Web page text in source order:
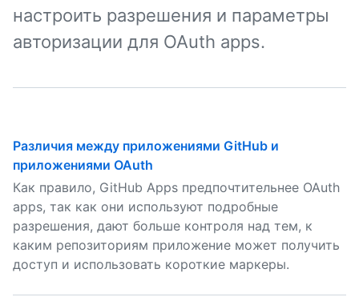
настроить разрешения и параметры
авторизации для OAuth apps.
Различия между приложениями GitHub и
приложениями OAuth
Как правило, GitHub Apps предпочтительнее OAuth
apps, так как они используют подробные
разрешения, дают больше контроля над тем, к
каким репозиториям приложение может получить
доступ и использовать короткие маркеры.